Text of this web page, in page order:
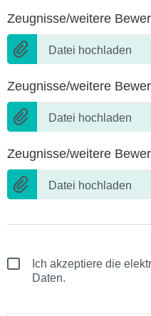
Zeugnisse/weitere
Datei hochladen
Zeugnisse/weitere
Datei hochladen
Zeugnisse/weitere
Datei hochladen
Ich akzeptiere die
Daten.